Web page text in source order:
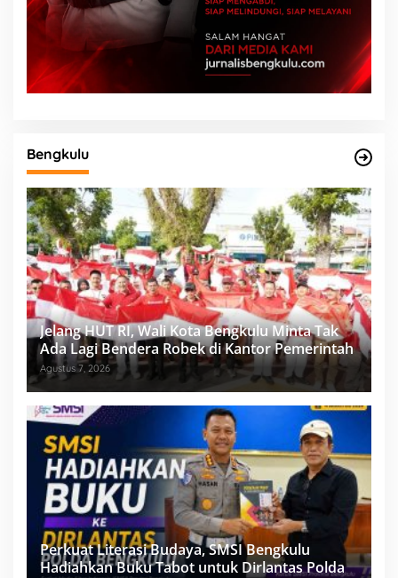
Bengkulu
Jelang HUT RI, Wali Kota Bengkulu Minta Tak
Ada Lagi Bendera Robek di Kantor Pemerintah
Agustus 7, 2026
Perkuat Literasi Budaya, SMSI Bengkulu
Hadiahkan Buku Tabot untuk Dirlantas Polda